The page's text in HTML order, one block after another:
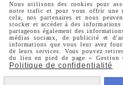
Nous utilisons des cookies pour
notre trafic et pour vous offrir une
cela, nos partenaires et nous
stocker et accéder à des
partageons également des
médias sociaux, de publicité et
informations que vous leur avez
de leurs services. Vous pouvez
du lien en pied de page «
Politique de confidentialité